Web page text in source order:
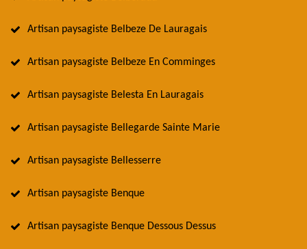
Artisan paysagiste Belbeze De Lauragais
Artisan paysagiste Belbeze En Comminges
Artisan paysagiste Belesta En Lauragais
Artisan paysagiste Bellegarde Sainte Marie
Artisan paysagiste Bellesserre
Artisan paysagiste Benque
Artisan paysagiste Benque Dessous Dessus